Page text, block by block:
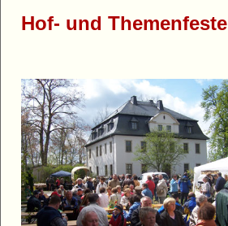
Hof- und Themenfeste